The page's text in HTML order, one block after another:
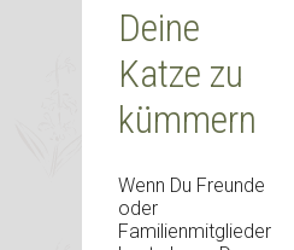
Deine
Katze zu
kümmern
Wenn Du Freunde
oder
Familienmitglieder